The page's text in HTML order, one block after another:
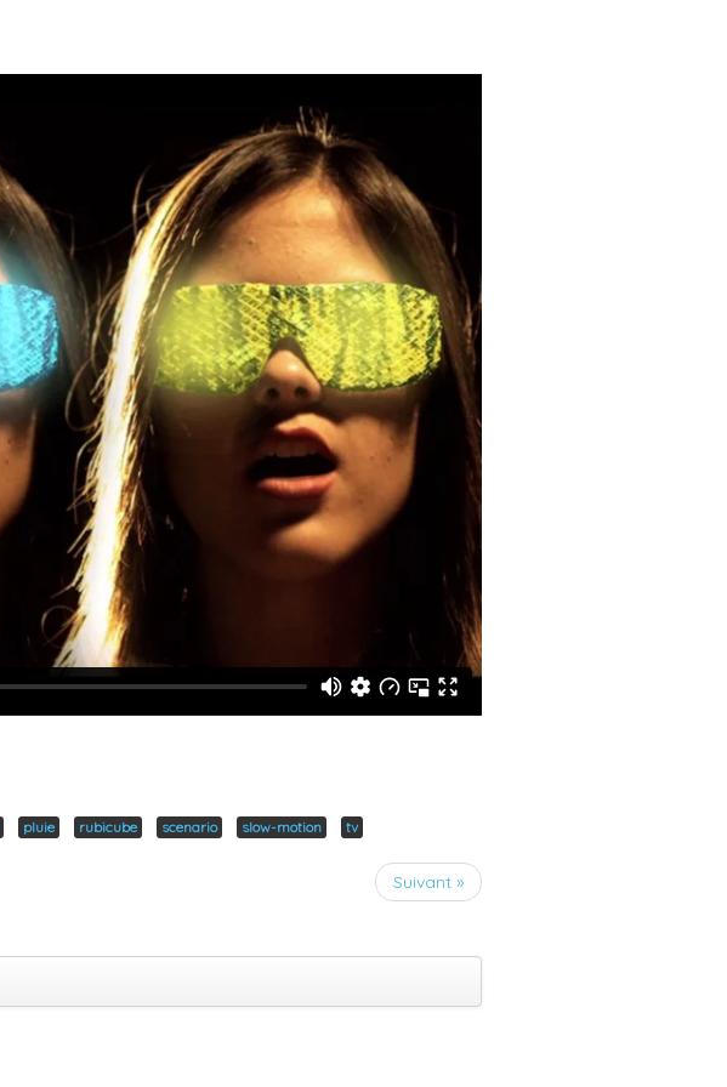
pluie rubicube scenario slow-motion tv
Suivant »